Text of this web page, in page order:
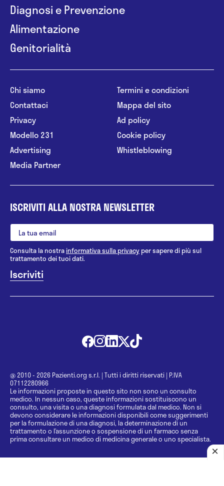
Diagnosi e Prevenzione
Alimentazione
Genitorialità
Chi siamo
Contattaci
Privacy
Modello 231
Advertising
Media Partner
Termini e condizioni
Mappa del sito
Ad policy
Cookie policy
Whistleblowing
ISCRIVITI ALLA NOSTRA NEWSLETTER
Consulta la nostrainformativa sulla privacy per sapere di più sul
trattamento dei tuoi dati.
@ 2010 - 2026 Pazienti.org s.r.l. | Tutti i diritti riservati | P.IVA
07112280966
Le informazioni proposte in questo sito non sono un consulto
medico. In nessun caso, queste informazioni sostituiscono un
consulto, una visita o una diagnosi formulata dal medico. Non si
devono considerare le informazioni disponibili come suggerimenti
per la formulazione di una diagnosi, la determinazione di un
trattamento o l’assunzione o sospensione di un farmaco senza
prima consultare un medico di medicina generale o uno specialista.